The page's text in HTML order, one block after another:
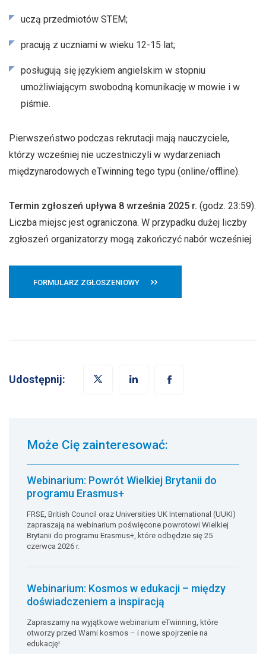
uczą przedmiotów STEM;
pracują z uczniami w wieku 12-15 lat;
posługują się językiem angielskim w stopniu
umożliwiającym swobodną komunikację w mowie i w
piśmie.
Pierwszeństwo podczas rekrutacji mają nauczyciele,
którzy wcześniej nie uczestniczyli w wydarzeniach
międzynarodowych eTwinning tego typu (online/offline).
Termin zgłoszeń upływa 8 września 2025 r. (godz. 23:59).
Liczba miejsc jest ograniczona. W przypadku dużej liczby
zgłoszeń organizatorzy mogą zakończyć nabór wcześniej.
FORMULARZ ZGŁOSZENIOWY
Udostępnij:
Może Cię zainteresować:
Webinarium: Powrót Wielkiej Brytanii do
programu Erasmus+
FRSE, British Council oraz Universities UK International (UUKI)
zapraszają na webinarium poświęcone powrotowi Wielkiej
Brytanii do programu Erasmus+, które odbędzie się 25
czerwca 2026 r.
Webinarium: Kosmos w edukacji – między
doświadczeniem a inspiracją
Zapraszamy na wyjątkowe webinarium eTwinning, które
otworzy przed Wami kosmos – i nowe spojrzenie na
edukację!